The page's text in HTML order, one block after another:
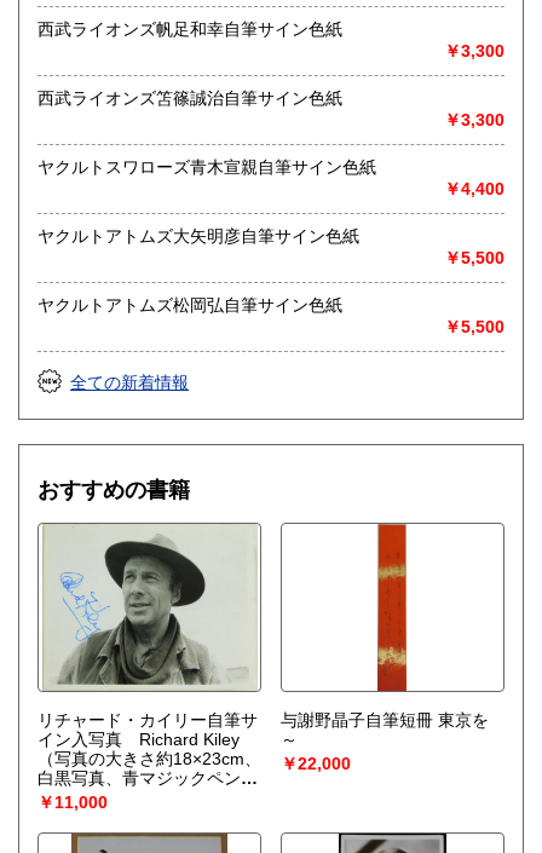
西武ライオンズ帆足和幸自筆サイン色紙
￥3,300
西武ライオンズ笘篠誠治自筆サイン色紙
￥3,300
ヤクルトスワローズ青木宣親自筆サイン色紙
￥4,400
ヤクルトアトムズ大矢明彦自筆サイン色紙
￥5,500
ヤクルトアトムズ松岡弘自筆サイン色紙
￥5,500
全ての新着情報
おすすめの書籍
リチャード・カイリー自筆サ
イン入写真 Richard Kiley
（写真の大きさ約18×23cm、
白黒写真、青マジックペン
書）
￥11,000
与謝野晶子自筆短冊 東京を
～
￥22,000